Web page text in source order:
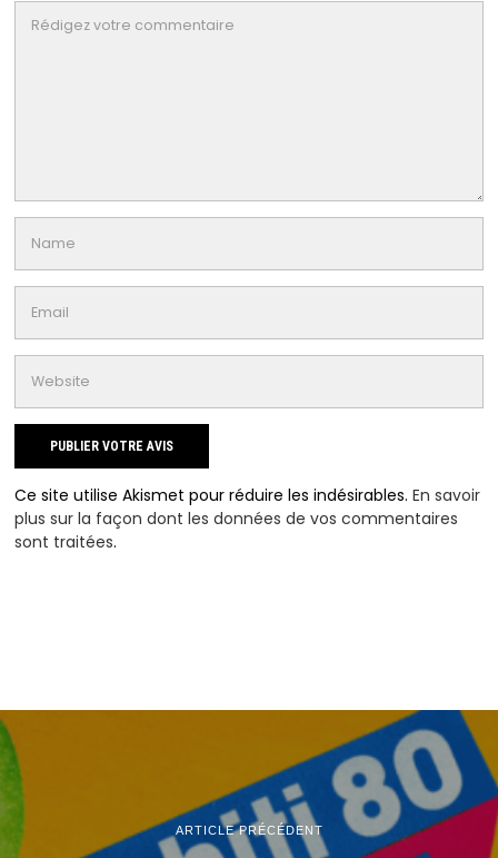
Ce site utilise Akismet pour réduire les indésirables.En savoir
plus sur la façon dont les données de vos commentaires
sont traitées.
ARTICLE PRÉCÉDENT